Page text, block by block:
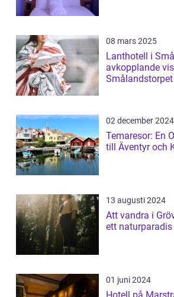
08 mars 2025
Lanthotell i
avkopplande
Smålandstorpet
02 december 2024
Temaresor: En
till Äventyr och
13 augusti 2024
Att vandra i
ett
01 juni 2024